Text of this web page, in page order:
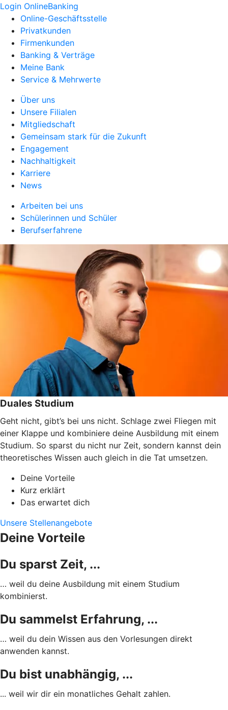
Login OnlineBanking
Online-Geschäftsstelle
Privatkunden
Firmenkunden
Banking & Verträge
Meine Bank
Service & Mehrwerte
Über uns
Unsere Filialen
Mitgliedschaft
Gemeinsam stark für die Zukunft
Engagement
Nachhaltigkeit
Karriere
News
Arbeiten bei uns
Schülerinnen und Schüler
Berufserfahrene
Duales Studium
Geht nicht, gibt’s bei uns nicht. Schlage zwei Fliegen mit
einer Klappe und kombiniere deine Ausbildung mit einem
Studium. So sparst du nicht nur Zeit, sondern kannst dein
theoretisches Wissen auch gleich in die Tat umsetzen.
Deine Vorteile
Kurz erklärt
Das erwartet dich
Unsere Stellenangebote
Deine Vorteile
Du sparst Zeit, ...
… weil du deine Ausbildung mit einem Studium
kombinierst.
Du sammelst Erfahrung, ...
… weil du dein Wissen aus den Vorlesungen direkt
anwenden kannst.
Du bist unabhängig, ...
... weil wir dir ein monatliches Gehalt zahlen.